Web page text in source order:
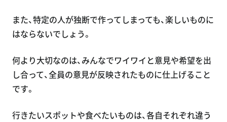
また、特定の人が独断で作ってしまっても、楽しいものに
はならないでしょう。
何より大切なのは、みんなでワイワイと意見や希望を出
し合って、全員の意見が反映されたものに仕上げること
です。
行きたいスポットや食べたいものは、各自それぞれ違う